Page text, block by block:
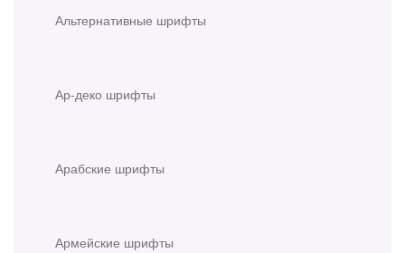
Альтернативные шрифты
Ар-деко шрифты
Арабские шрифты
Армейские шрифты